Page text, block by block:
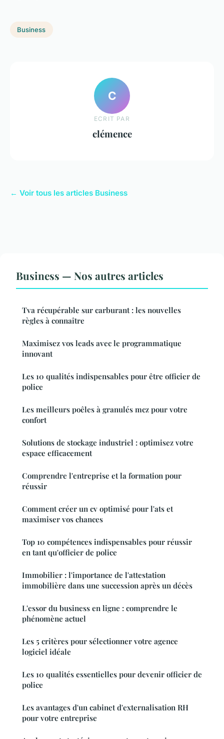
Business
C
ECRIT PAR
clémence
← Voir tous les articles Business
Business — Nos autres articles
Tva récupérable sur carburant : les nouvelles
règles à connaître
Maximisez vos leads avec le programmatique
innovant
Les 10 qualités indispensables pour être officier de
police
Les meilleurs poêles à granulés mcz pour votre
confort
Solutions de stockage industriel : optimisez votre
espace efficacement
Comprendre l'entreprise et la formation pour
réussir
Comment créer un cv optimisé pour l'ats et
maximiser vos chances
Top 10 compétences indispensables pour réussir
en tant qu'officier de police
Immobilier : l'importance de l'attestation
immobilière dans une succession après un décès
L'essor du business en ligne : comprendre le
phénomène actuel
Les 5 critères pour sélectionner votre agence
logiciel idéale
Les 10 qualités essentielles pour devenir officier de
police
Les avantages d'un cabinet d'externalisation RH
pour votre entreprise